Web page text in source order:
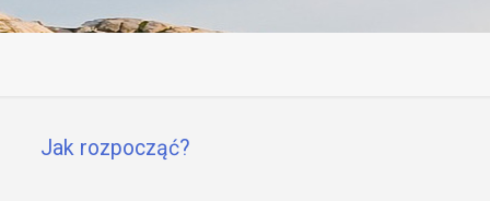
Jak rozpocząć?